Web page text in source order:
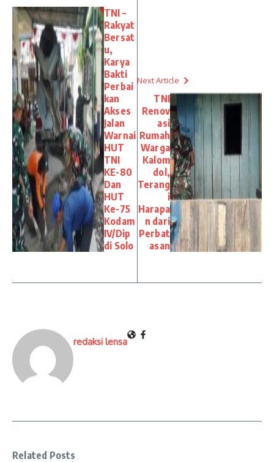
TNI –
Rakyat
Bersat
u,
Karya
Bakti
Perbai
kan
Akses
Jalan
Warnai
HUT
TNI
KE-80
Dan
HUT
Ke-75
Kodam
IV/Dip
di Solo
Next Article
TNI
Renov
asi
Rumah
Warga
Kalom
dol,
Terang
i
Harapa
n dari
Perbat
asan
redaksi lensa
Related Posts